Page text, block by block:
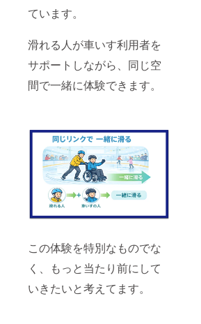
ています。
滑れる人が車いす利用者を
サポートしながら、同じ空
間で一緒に体験できます。
この体験を特別なものでな
く、もっと当たり前にして
いきたいと考えてます。